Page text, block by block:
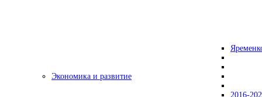
Экономика и развитие
2016-